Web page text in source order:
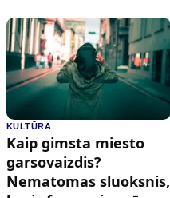
KULTŪRA
Kaip gimsta miesto
garsovaizdis?
Nematomas sluoksnis,